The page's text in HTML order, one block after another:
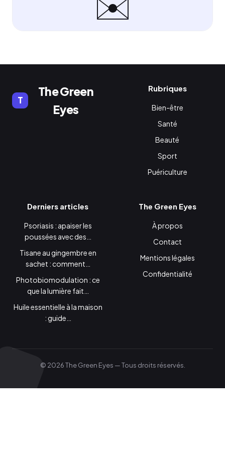
T
The Green
Eyes
Rubriques
Bien-être
Santé
Beauté
Sport
Puériculture
Derniers articles
Psoriasis : apaiser les
poussées avec des…
Tisane au gingembre en
sachet : comment…
Photobiomodulation : ce
que la lumière fait…
Huile essentielle à la maison
: guide…
The Green Eyes
À propos
Contact
Mentions légales
Confidentialité
© 2026 The Green Eyes — Tous droits réservés.